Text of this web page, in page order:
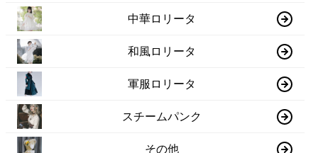
中華ロリータ
和風ロリータ
軍服ロリータ
スチームパンク
その他